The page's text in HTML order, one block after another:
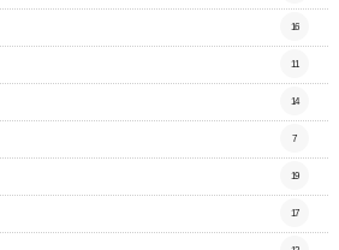
16
11
14
7
19
17